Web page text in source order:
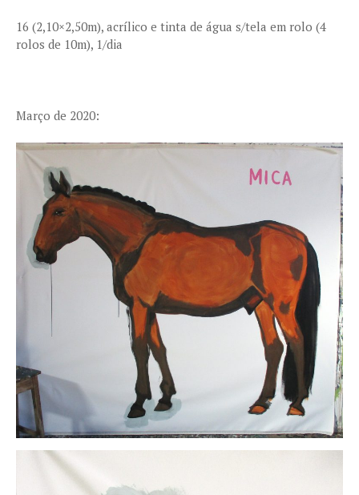
16 (2,10×2,50m), acrílico e tinta de água s/tela em rolo (4
rolos de 10m), 1/dia
Março de 2020: